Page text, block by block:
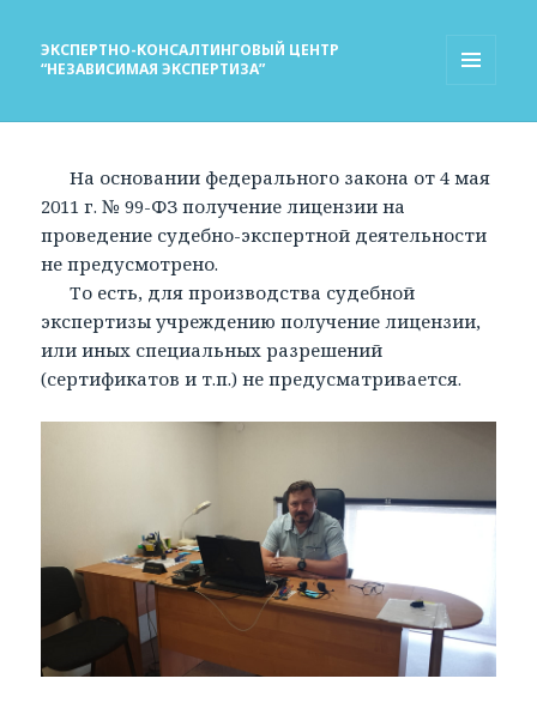
ЭКСПЕРТНО-КОНСАЛТИНГОВЫЙ ЦЕНТР
“НЕЗАВИСИМАЯ ЭКСПЕРТИЗА”
На основании федерального закона от 4 мая
2011 г. № 99-ФЗ получение лицензии на
проведение судебно-экспертной деятельности
не предусмотрено.
То есть, для производства судебной
экспертизы учреждению получение лицензии,
или иных специальных разрешений
(сертификатов и т.п.) не предусматривается.